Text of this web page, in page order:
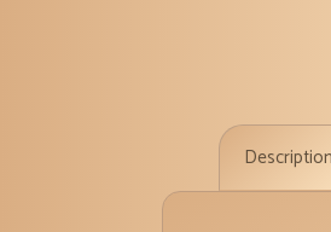
Description